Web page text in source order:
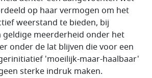
op haar vermogen om het
weerstand te bieden, bij
meerderheid onder het
onder de lat blijven die voor een
'moeilijk-maar-haalbaar'
sterke indruk maken.